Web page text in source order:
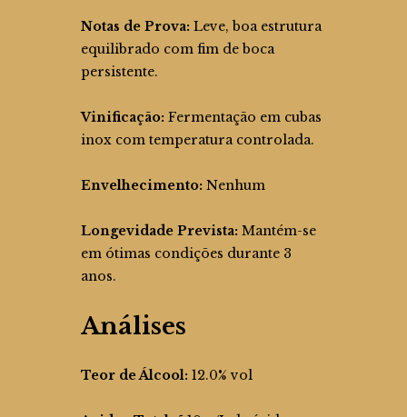
Notas de Prova: Leve, boa estrutura
equilibrado com fim de boca
persistente.
Vinificação: Fermentação em cubas
inox com temperatura controlada.
Envelhecimento: Nenhum
Longevidade Prevista: Mantém-se
em ótimas condições durante 3
anos.
Análises
Teor de Álcool: 12.0% vol